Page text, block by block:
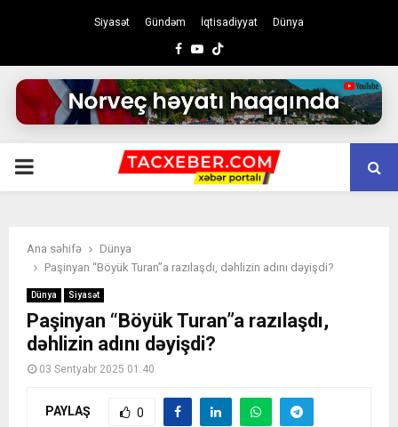
Siyasət Gündəm İqtisadiyyat Dünya
Facebook
Youtube
PRIMARY
Ana səhifə
Dünya
Paşinyan “Böyük Turan”a razılaşdı, dəhlizin adını dəyişdi?
Dünya Siyasət
Paşinyan “Böyük Turan”a razılaşdı,
dəhlizin adını dəyişdi?
03 Sentyabr 2025 01:40
PAYLAŞ 0